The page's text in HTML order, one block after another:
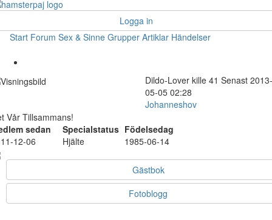
Logga in
Start Forum Sex & Sinne Grupper Artiklar Händelser
Dildo-Lover kille 41 Senast 2013-
05-05 02:28
Johanneshov
Vår Tillsammans!
sedan
Specialstatus Födelsedag
12-06
Hjälte 1985-06-14
Gästbok
Fotoblogg